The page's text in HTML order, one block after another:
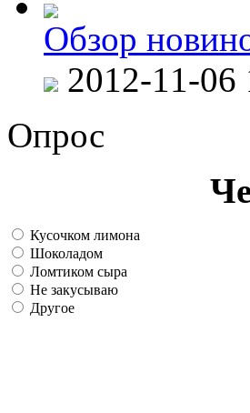
Обзор
2012-11-06
Опрос
Кусочком лимона
Шоколадом
Ломтиком сыра
Не закусываю
Другое